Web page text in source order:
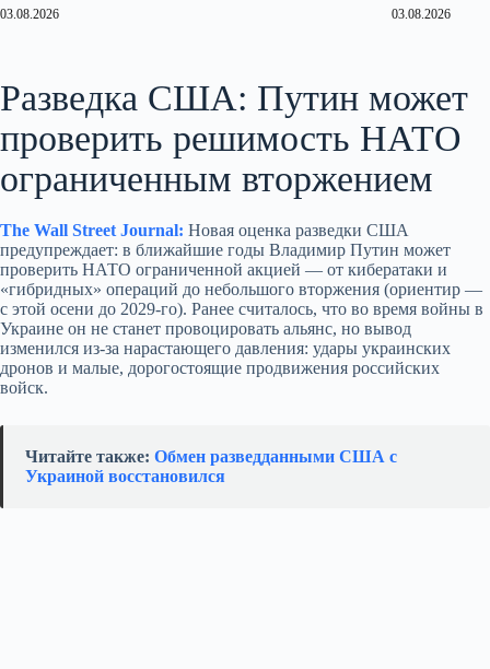
03.08.2026 03.08.2026
Разведка США: Путин может
проверить решимость НАТО
ограниченным вторжением
The Wall Street Journal: Новая оценка разведки США
предупреждает: в ближайшие годы Владимир Путин может
проверить НАТО ограниченной акцией — от кибератаки и
«гибридных» операций до небольшого вторжения (ориентир —
с этой осени до 2029‑го). Ранее считалось, что во время войны в
Украине он не станет провоцировать альянс, но вывод
изменился из‑за нарастающего давления: удары украинских
дронов и малые, дорогостоящие продвижения российских
войск.
Читайте также: Обмен разведданными США с
Украиной восстановился